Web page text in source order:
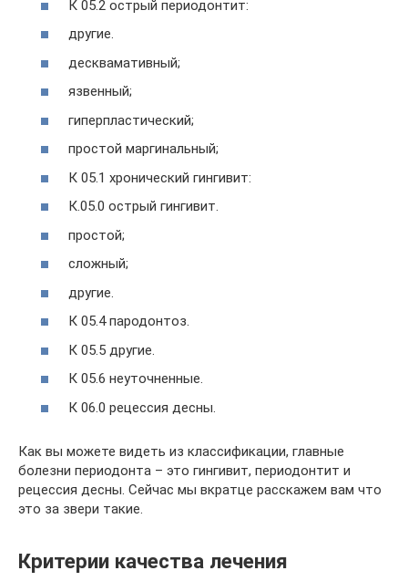
К 05.2 острый периодонтит:
другие.
десквамативный;
язвенный;
гиперпластический;
простой маргинальный;
К 05.1 хронический гингивит:
К.05.0 острый гингивит.
простой;
сложный;
другие.
К 05.4 пародонтоз.
К 05.5 другие.
К 05.6 неуточненные.
К 06.0 рецессия десны.
Как вы можете видеть из классификации, главные
болезни периодонта – это гингивит, периодонтит и
рецессия десны. Сейчас мы вкратце расскажем вам что
это за звери такие.
Критерии качества лечения